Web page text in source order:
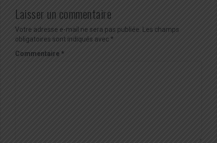
Laisser un commentaire
Votre adresse e-mail ne sera pas publiée. Les champs
obligatoires sont indiqués avec*
Commentaire*